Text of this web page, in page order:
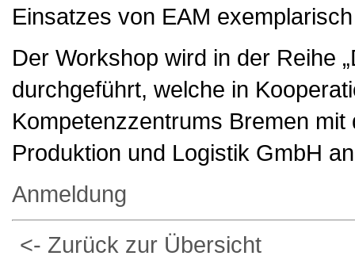
Einsatzes von EAM
Der Workshop wird in der Reihe
durchgeführt, welche in
Kompetenzzentrums Bremen
Produktion und Logistik GmbH
Anmeldung
<- Zurück zur Übersicht